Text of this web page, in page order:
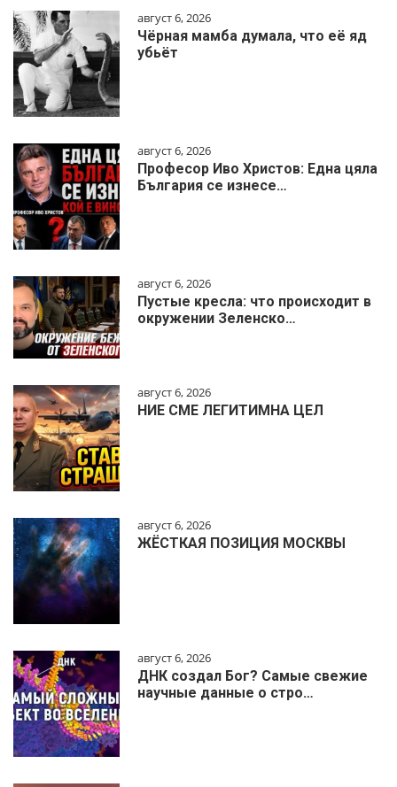
август 6, 2026
Чёрная мамба думала, что её яд
убьёт
август 6, 2026
Професор Иво Христов: Една цяла
България се изнесе…
август 6, 2026
Пустые кресла: что происходит в
окружении Зеленско…
август 6, 2026
НИЕ СМЕ ЛЕГИТИМНА ЦЕЛ
август 6, 2026
ЖЁСТКАЯ ПОЗИЦИЯ МОСКВЫ
август 6, 2026
ДНК создал Бог? Самые свежие
научные данные о стро…